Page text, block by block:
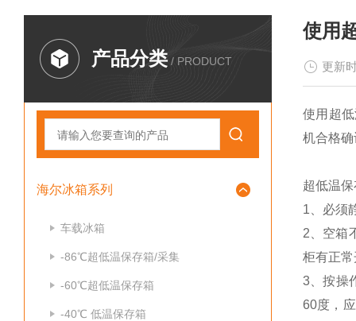
产品分类 / PRODUCT
海尔冰箱系列
车载冰箱
-86℃超低温保存箱/采集
-60℃超低温保存箱
-40℃ 低温保存箱
使用
更新
使用超
机合格
超低温
1、必须
2、空箱
柜有正
3、按操
60度，